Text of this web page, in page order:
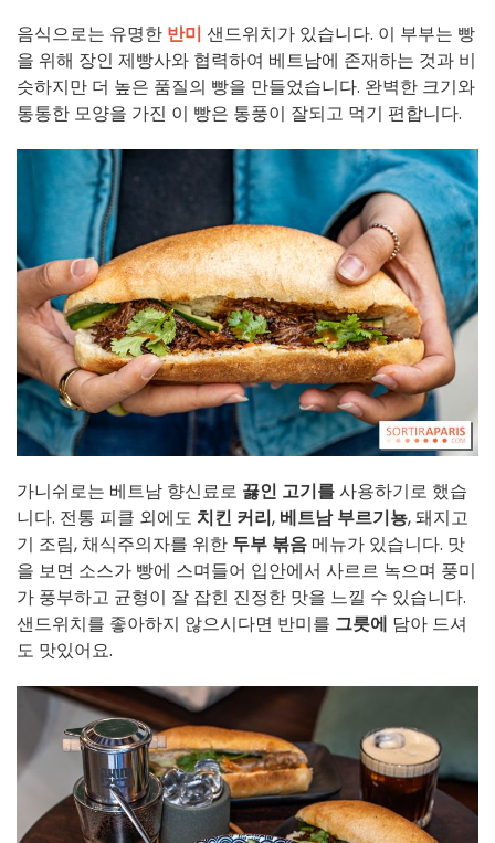
음식으로는 유명한 반미 샌드위치가 있습니다. 이 부부는 빵
을 위해 장인 제빵사와 협력하여 베트남에 존재하는 것과 비
슷하지만 더 높은 품질의 빵을 만들었습니다. 완벽한 크기와
통통한 모양을 가진 이 빵은 통풍이 잘되고 먹기 편합니다.
가니쉬로는 베트남 향신료로 끓인 고기를사용하기로 했습
니다. 전통 피클 외에도 치킨 커리, 베트남 부르기뇽, 돼지고
기 조림, 채식주의자를 위한 두부 볶음 메뉴가 있습니다. 맛
을 보면 소스가 빵에 스며들어 입안에서 사르르 녹으며 풍미
가 풍부하고 균형이 잘 잡힌 진정한 맛을 느낄 수 있습니다.
샌드위치를 좋아하지 않으시다면 반미를 그릇에 담아 드셔
도 맛있어요.